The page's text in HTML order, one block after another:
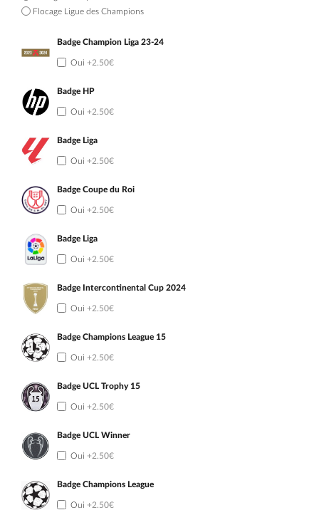
Flocage Ligue des Champions
Badge Champion Liga 23-24
Oui +2.50€
Badge HP
Oui +2.50€
Badge Liga
Oui +2.50€
Badge Coupe du Roi
Oui +2.50€
Badge Liga
Oui +2.50€
Badge Intercontinental Cup 2024
Oui +2.50€
Badge Champions League 15
Oui +2.50€
Badge UCL Trophy 15
Oui +2.50€
Badge UCL Winner
Oui +2.50€
Badge Champions League
Oui +2.50€